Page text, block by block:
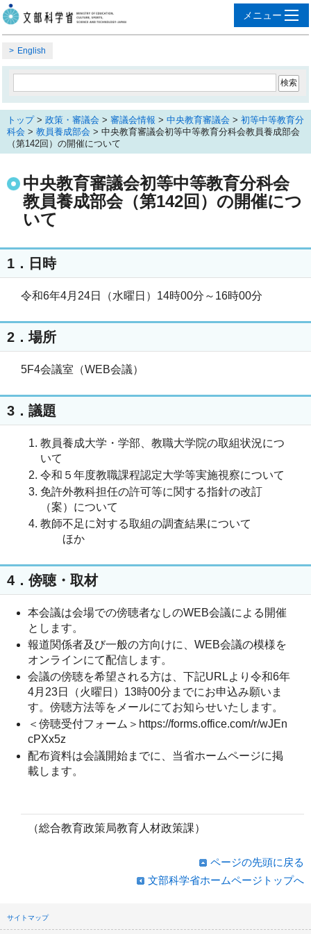
English
トップ> 政策・審議会 > 審議会情報 > 中央教育審議会 > 初等中等教育分
科会 > 教員養成部会 > 中央教育審議会初等中等教育分科会教員養成部会
（第142回）の開催について
中央教育審議会初等中等教育分科会
教員養成部会（第142回）の開催につ
いて
1．日時
令和6年4月24日（水曜日）14時00分～16時00分
2．場所
5F4会議室（WEB会議）
3．議題
教員養成大学・学部、教職大学院の取組状況につ
いて
令和５年度教職課程認定大学等実施視察について
免許外教科担任の許可等に関する指針の改訂
（案）について
教師不足に対する取組の調査結果について
ほか
4．傍聴・取材
本会議は会場での傍聴者なしのWEB会議による開催
とします。
報道関係者及び一般の方向けに、WEB会議の模様を
オンラインにて配信します。
会議の傍聴を希望される方は、下記URLより令和6年
4月23日（火曜日）13時00分までにお申込み願いま
す。傍聴方法等をメールにてお知らせいたします。
＜傍聴受付フォーム＞https://forms.office.com/r/wJEn
cPXx5z
配布資料は会議開始までに、当省ホームページに掲
載します。
（総合教育政策局教育人材政策課）
ページの先頭に戻る
文部科学省ホームページトップへ
サイトマップ